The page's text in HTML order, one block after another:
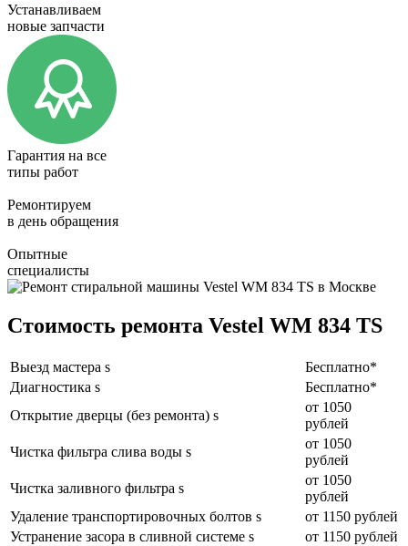
Устанавливаем
новые запчасти
Гарантия на все
типы работ
Ремонтируем
в день обращения
Опытные
специалисты
Стоимость ремонта Vestel WM 834 TS
Выезд мастера s
Бесплатно*
Диагностика s
Бесплатно*
Открытие дверцы (без ремонта) s
от 1050
рублей
Чистка фильтра слива воды s
от 1050
рублей
Чистка заливного фильтра s
от 1050
рублей
Удаление транспортировочных болтов s
от 1150 рублей
Устранение засора в сливной системе s
от 1150 рублей